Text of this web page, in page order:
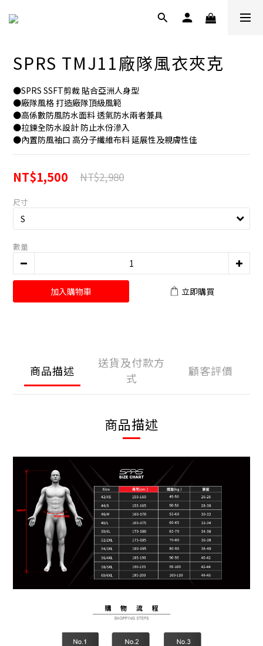
SPRS TMJ11廠隊風衣夾克
●SPRS SSFT剪裁 貼合亞洲人身型
●廠隊風格 打造廠隊頂級風範
●高係數防風防水面料 透氣防水兩者兼具
●拉鍊全防水設計 防止水份滲入
●內置防風袖口 高分子纖維布料 延展性及親膚性佳
NT$1,500 NT$2,980
尺寸
數量
加入購物車 立即購買
商品描述
送貨及付款方
式
顧客評價
商品描述